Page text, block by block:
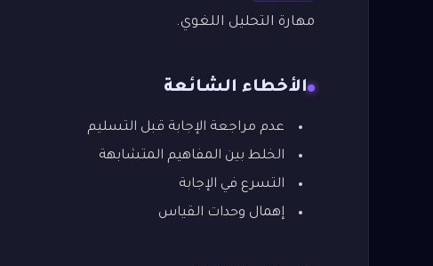
مهارة التحليل اللغوي.
الأخطاء الشائعة
عدم مراجعة الإجابة قبل التسليم
الخلط بين المفاهيم المتشابهة
التسرع في الإجابة
إهمال وحدات القياس